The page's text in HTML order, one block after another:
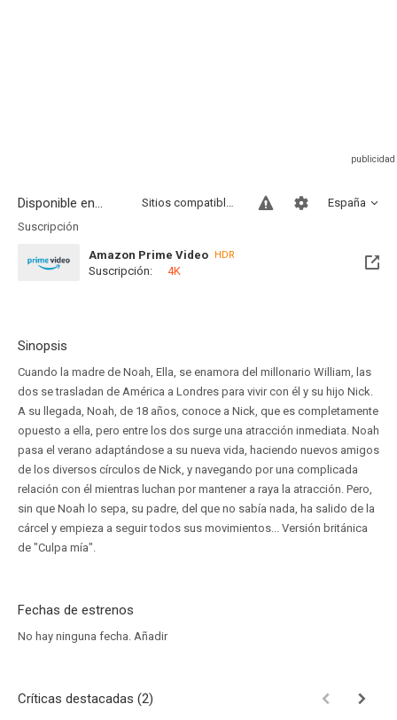
Disponible en... España
Sitios compatibles
Suscripción
Amazon Prime Video HDR
Suscripción: 4K
Sinopsis
Cuando la madre de Noah, Ella, se enamora del millonario William, las
dos se trasladan de América a Londres para vivir con él y su hijo Nick.
A su llegada, Noah, de 18 años, conoce a Nick, que es completamente
opuesto a ella, pero entre los dos surge una atracción inmediata. Noah
pasa el verano adaptándose a su nueva vida, haciendo nuevos amigos
de los diversos círculos de Nick, y navegando por una complicada
relación con él mientras luchan por mantener a raya la atracción. Pero,
sin que Noah lo sepa, su padre, del que no sabía nada, ha salido de la
cárcel y empieza a seguir todos sus movimientos... Versión británica
de "Culpa mía".
Fechas de estrenos
No hay ninguna fecha. Añadir
Críticas destacadas (2)